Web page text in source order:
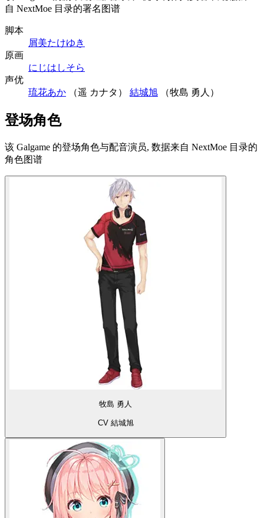
自 NextMoe 目录的署名图谱
脚本
屑美たけゆき
原画
にじはしそら
声优
琉花あか （遥 カナタ） 結城旭 （牧島 勇人）
登场角色
该 Galgame 的登场角色与配音演员, 数据来自 NextMoe 目录的
角色图谱
牧島 勇人
CV 結城旭